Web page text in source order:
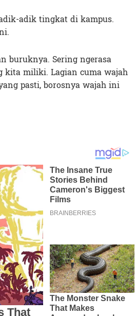
adik tingkat di kampus.
buruknya. Sering ngerasa
kita miliki. Lagian cuma wajah
pasti, borosnya wajah ini